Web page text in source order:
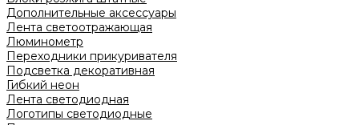
Дополнительные аксессуары
Лента светоотражающая
Люминометр
Переходники прикуривателя
Подсветка декоративная
Гибкий неон
Лента светодиодная
Логотипы светодиодные